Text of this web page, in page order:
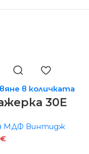
в количката
30Е
МДФ Винтидж
€